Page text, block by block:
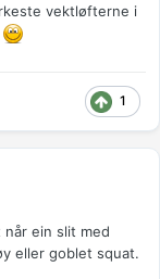
vektløfterne i
1
ein slit med
eller goblet squat.